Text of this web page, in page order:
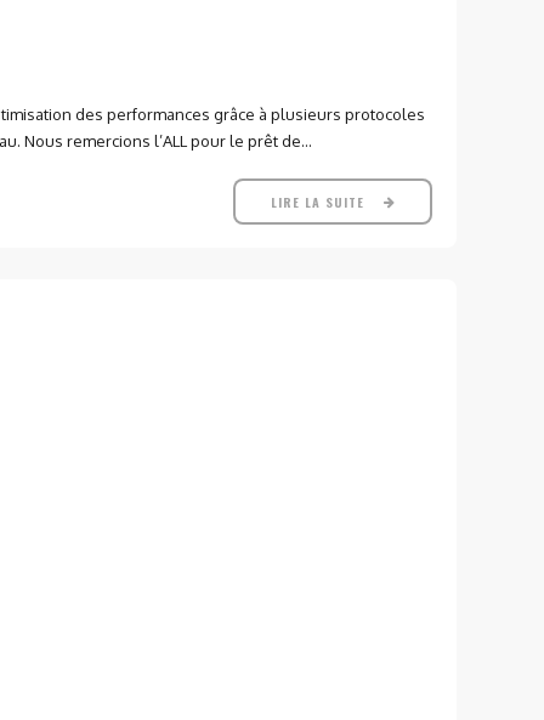
des performances grâce à plusieurs protocoles
Nous remercions l’ALL pour le prêt de...
LIRE LA SUITE